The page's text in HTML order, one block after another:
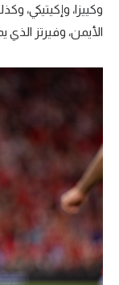
وكييزا، وإكيتيكي،
الأيمن، وفيرتز الذي